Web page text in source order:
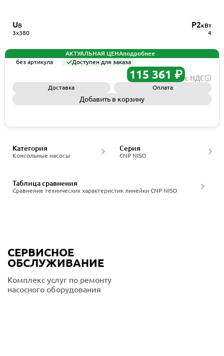
UВ
3x380
P2кВт
4
АКТУАЛЬНАЯ ЦЕНАподробнее
без артикула
Доступен для заказа
115 361 ₽ с НДС
Доставка Оплата
Добавить в корзину
Консольные насосы
Категория
CNP NISO
Серия
Сравнение технических характеристик линейки CNP NISO
Таблица сравнения
СЕРВИСНОЕ
ОБСЛУЖИВАНИЕ
Комплекс услуг по ремонту
насосного оборудования